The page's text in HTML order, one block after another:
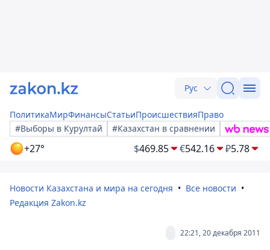
Рус
ПолитикаМирФинансыСтатьиПроисшествияПраво
#Выборы в Курултай
#Казахстан в сравнении
+27° $469.85 €542.16 ₽5.78
Новости Казахстана и мира на сегодня
Все новости
Редакция Zakon.kz
22:21, 20 декабря 2011